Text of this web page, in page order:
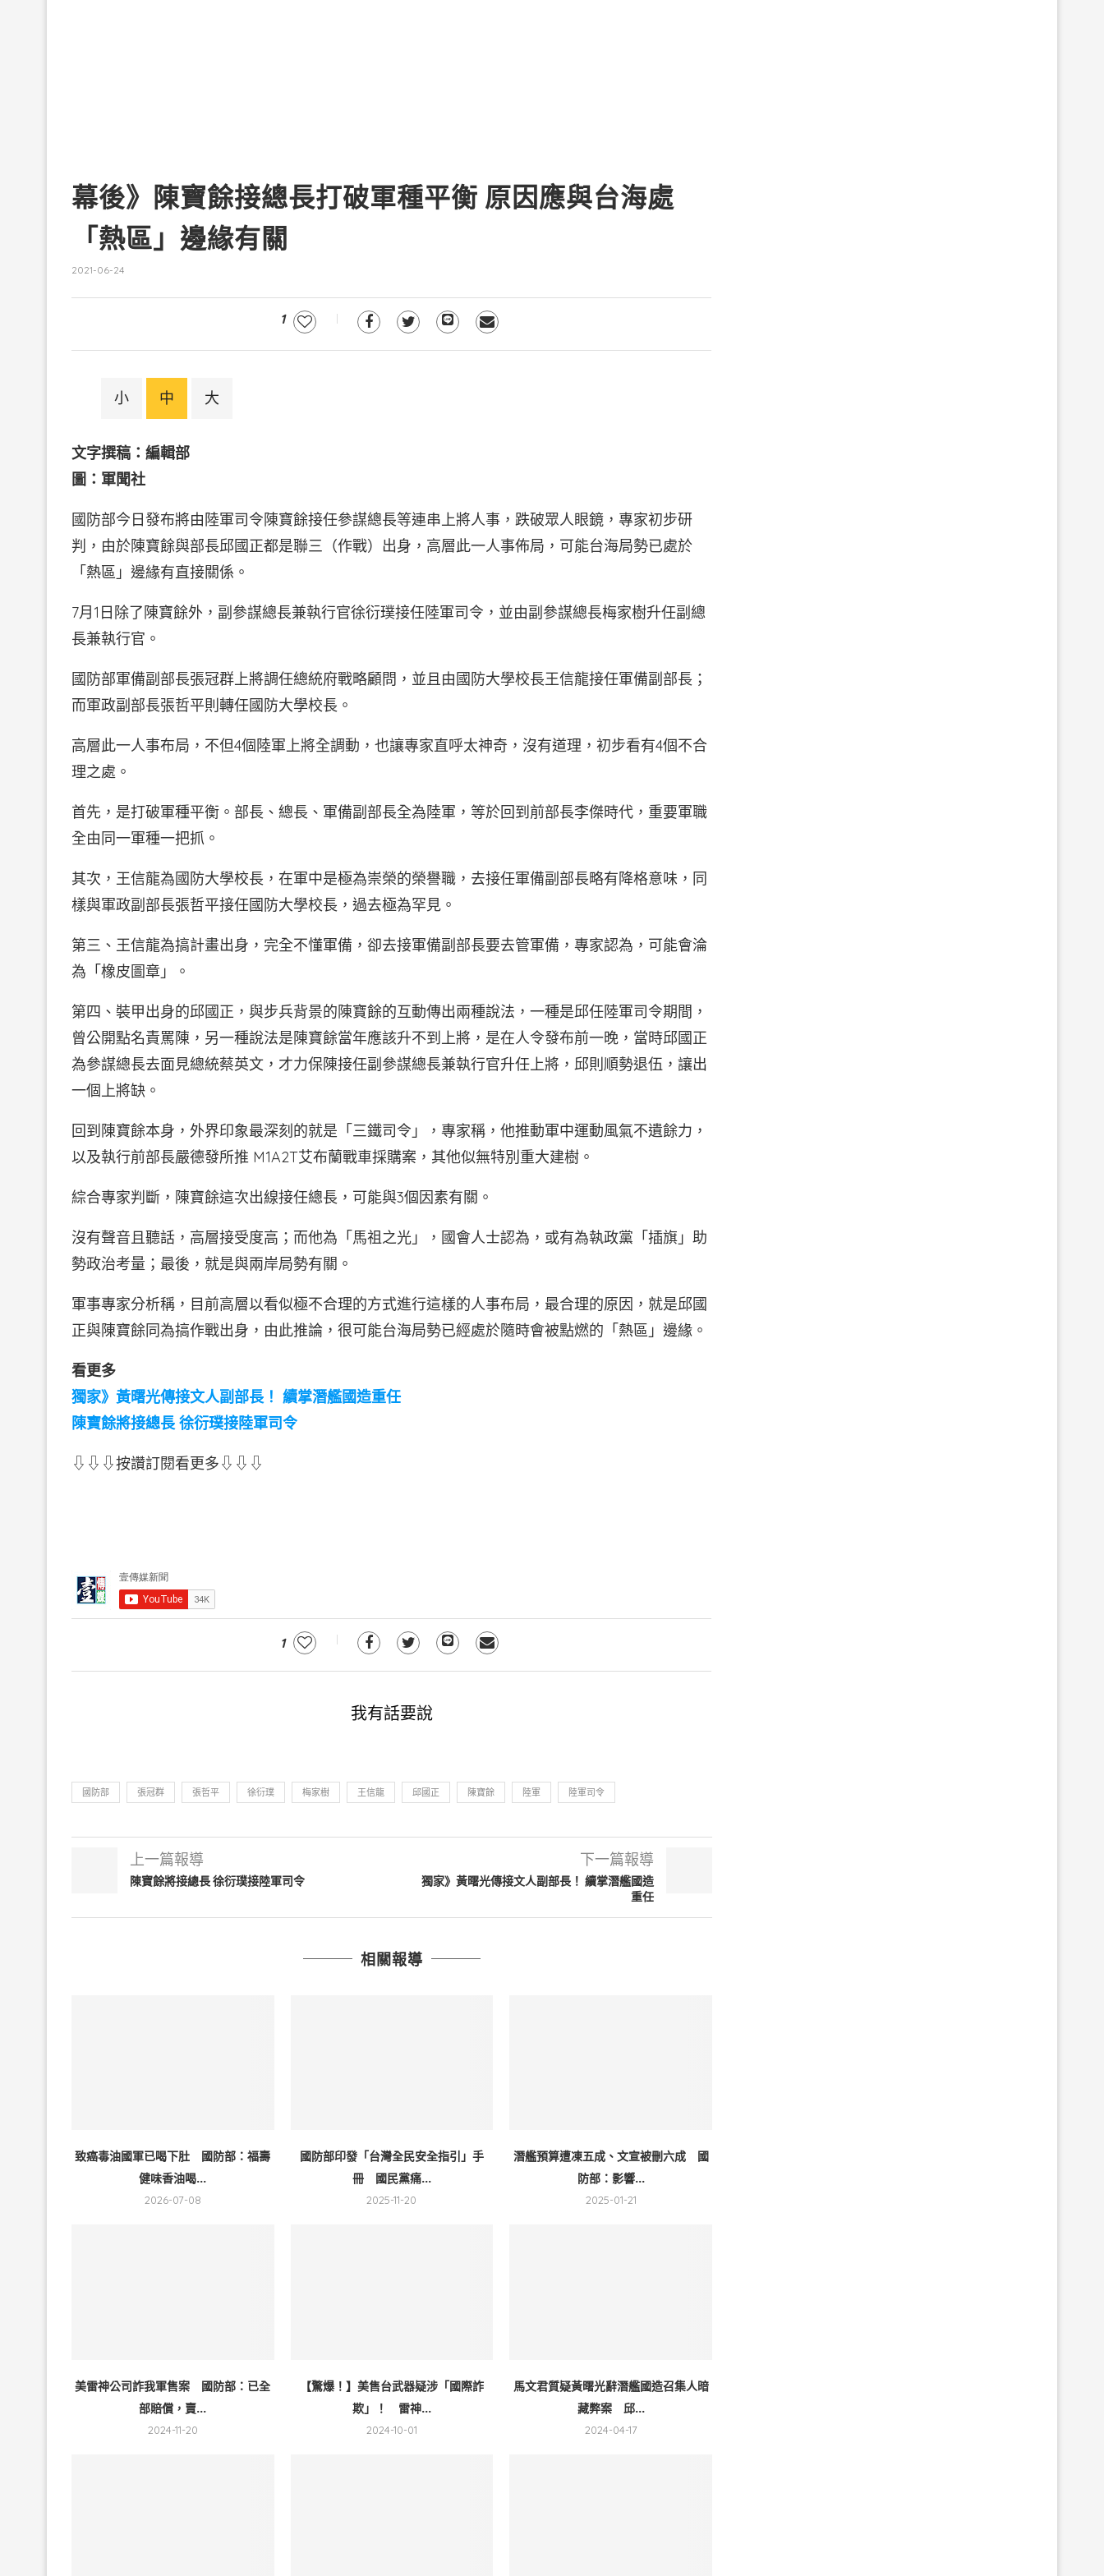
幕後》陳寶餘接總長打破軍種平衡 原因應與台海處
「熱區」邊緣有關
2021-06-24
1
小 中 大
文字撰稿：編輯部
圖：軍聞社
國防部今日發布將由陸軍司令陳寶餘接任參謀總長等連串上將人事，跌破眾人眼鏡，專家初步研
判，由於陳寶餘與部長邱國正都是聯三（作戰）出身，高層此一人事佈局，可能台海局勢已處於
「熱區」邊緣有直接關係。
7月1日除了陳寶餘外，副參謀總長兼執行官徐衍璞接任陸軍司令，並由副參謀總長梅家樹升任副總
長兼執行官。
國防部軍備副部長張冠群上將調任總統府戰略顧問，並且由國防大學校長王信龍接任軍備副部長；
而軍政副部長張哲平則轉任國防大學校長。
高層此一人事布局，不但4個陸軍上將全調動，也讓專家直呼太神奇，沒有道理，初步看有4個不合
理之處。
首先，是打破軍種平衡。部長、總長、軍備副部長全為陸軍，等於回到前部長李傑時代，重要軍職
全由同一軍種一把抓。
其次，王信龍為國防大學校長，在軍中是極為崇榮的榮譽職，去接任軍備副部長略有降格意味，同
樣與軍政副部長張哲平接任國防大學校長，過去極為罕見。
第三、王信龍為搞計畫出身，完全不懂軍備，卻去接軍備副部長要去管軍備，專家認為，可能會淪
為「橡皮圖章」。
第四、裝甲出身的邱國正，與步兵背景的陳寶餘的互動傳出兩種說法，一種是邱任陸軍司令期間，
曾公開點名責罵陳，另一種說法是陳寶餘當年應該升不到上將，是在人令發布前一晚，當時邱國正
為參謀總長去面見總統蔡英文，才力保陳接任副參謀總長兼執行官升任上將，邱則順勢退伍，讓出
一個上將缺。
回到陳寶餘本身，外界印象最深刻的就是「三鐵司令」，專家稱，他推動軍中運動風氣不遺餘力，
以及執行前部長嚴德發所推 M1A2T艾布蘭戰車採購案，其他似無特別重大建樹。
綜合專家判斷，陳寶餘這次出線接任總長，可能與3個因素有關。
沒有聲音且聽話，高層接受度高；而他為「馬祖之光」，國會人士認為，或有為執政黨「插旗」助
勢政治考量；最後，就是與兩岸局勢有關。
軍事專家分析稱，目前高層以看似極不合理的方式進行這樣的人事布局，最合理的原因，就是邱國
正與陳寶餘同為搞作戰出身，由此推論，很可能台海局勢已經處於隨時會被點燃的「熱區」邊緣。
看更多
獨家》黃曙光傳接文人副部長！ 續掌潛艦國造重任
陳寶餘將接總長 徐衍璞接陸軍司令
⇩⇩⇩按讚訂閱看更多⇩⇩⇩
1
我有話要說
國防部 張冠群 張哲平 徐衍璞 梅家樹 王信龍 邱國正 陳寶餘 陸軍 陸軍司令
上一篇報導
陳寶餘將接總長 徐衍璞接陸軍司令
下一篇報導
獨家》黃曙光傳接文人副部長！ 續掌潛艦國造
重任
相關報導
致癌毒油國軍已喝下肚 國防部：福壽
健味香油喝...
2026-07-08
國防部印發「台灣全民安全指引」手
冊 國民黨痛...
2025-11-20
潛艦預算遭凍五成、文宣被刪六成 國
防部：影響...
2025-01-21
美雷神公司詐我軍售案 國防部：已全
部賠償，賣...
2024-11-20
【驚爆！】美售台武器疑涉「國際詐
欺」！ 雷神...
2024-10-01
馬文君質疑黃曙光辭潛艦國造召集人暗
藏弊案 邱...
2024-04-17